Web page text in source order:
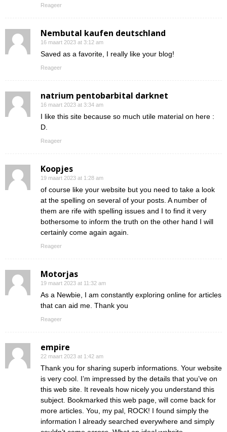
Reageer
Nembutal kaufen deutschland
16 maart 2023 at 3:12 am
Saved as a favorite, I really like your blog!
Reageer
natrium pentobarbital darknet
16 maart 2023 at 3:34 am
I like this site because so much utile material on here :
D.
Reageer
Koopjes
19 maart 2023 at 1:28 am
of course like your website but you need to take a look
at the spelling on several of your posts. A number of
them are rife with spelling issues and I to find it very
bothersome to inform the truth on the other hand I will
certainly come again again.
Reageer
Motorjas
19 maart 2023 at 11:32 am
As a Newbie, I am constantly exploring online for articles
that can aid me. Thank you
Reageer
empire
22 maart 2023 at 1:42 am
Thank you for sharing superb informations. Your website
is very cool. I’m impressed by the details that you’ve on
this web site. It reveals how nicely you understand this
subject. Bookmarked this web page, will come back for
more articles. You, my pal, ROCK! I found simply the
information I already searched everywhere and simply